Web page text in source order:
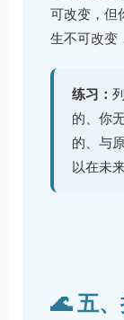
可改变，但
生不可改变
练习：
的、你
的、与
以在未
🌊 五